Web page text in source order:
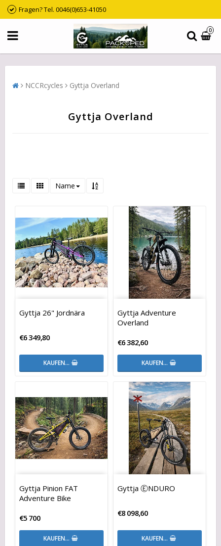
Fragen? Tel. 0046(0)653-41050
0
NCCRcycles Gyttja Overland
Gyttja Overland
Name
Gyttja 26" Jordnära
€6 349,80
KAUFEN…
Gyttja Adventure
Overland
€6 382,60
KAUFEN…
Gyttja Pinion FAT
Adventure Bike
€5 700
KAUFEN…
Gyttja ⒺNDURO
€8 098,60
KAUFEN…